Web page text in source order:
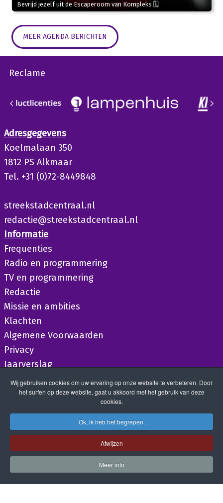
Bevrijd jezelf uit de Escaperoom van Kompleks 🗓
MEER AGENDA BERICHTEN
Reclame
Adresgegevens
Koelmalaan 350
1812 PS Alkmaar
Tel. +31 (0)72-8449848
streekstadcentraal.nl
redactie@streekstadcentraal.nl
Informatie
Frequenties
Radio en programmering
TV en programmering
Redactie
Missie en ambities
Klachten
Algemene Voorwaarden
Privacy
Jaarverslag
Wij gebruiken cookies om uw ervaring op onze website te verbeteren. Door
het surfen op deze website, gaat u akkoord met het gebruik van deze
cookies.
Ok, ik heb het begrepen.
Afwijzen
Meer info